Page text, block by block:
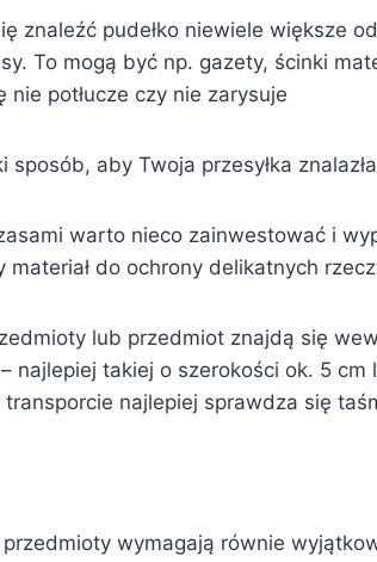
znaleźć pudełko niewiele większe
To mogą być np. gazety, ścinki
nie potłucze czy nie zarysuje
sposób, aby Twoja przesyłka
warto nieco zainwestować i
do ochrony delikatnych
lub przedmiot znajdą się
najlepiej takiej o szerokości ok. 5
transporcie najlepiej sprawdza się
wymagają równie